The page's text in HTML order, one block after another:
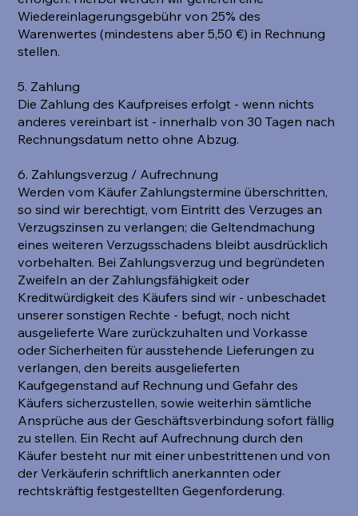
Wiedereinlagerungsgebühr von 25% des
Warenwertes (mindestens aber 5,50 €) in Rechnung
stellen.
5. Zahlung
Die Zahlung des Kaufpreises erfolgt - wenn nichts
anderes vereinbart ist - innerhalb von 30 Tagen nach
Rechnungsdatum netto ohne Abzug.
6. Zahlungsverzug / Aufrechnung
Werden vom Käufer Zahlungstermine überschritten,
so sind wir berechtigt, vom Eintritt des Verzuges an
Verzugszinsen zu verlangen; die Geltendmachung
eines weiteren Verzugsschadens bleibt ausdrücklich
vorbehalten. Bei Zahlungsverzug und begründeten
Zweifeln an der Zahlungsfähigkeit oder
Kreditwürdigkeit des Käufers sind wir - unbeschadet
unserer sonstigen Rechte - befugt, noch nicht
ausgelieferte Ware zurückzuhalten und Vorkasse
oder Sicherheiten für ausstehende Lieferungen zu
verlangen, den bereits ausgelieferten
Kaufgegenstand auf Rechnung und Gefahr des
Käufers sicherzustellen, sowie weiterhin sämtliche
Ansprüche aus der Geschäftsverbindung sofort fällig
zu stellen. Ein Recht auf Aufrechnung durch den
Käufer besteht nur mit einer unbestrittenen und von
der Verkäuferin schriftlich anerkannten oder
rechtskräftig festgestellten Gegenforderung.